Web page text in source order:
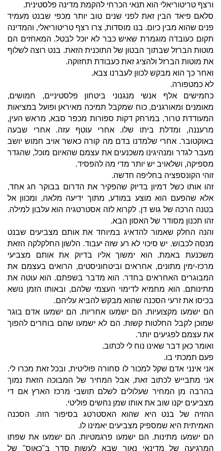
ורצף טריטוריאלי הוא תנאי הכרחי להקמת מדינה פלסטינית.
סלאם פיאד הבין זאת לפני שנים טוב יותר מכפי שבנט מעמיד
פנים שהוא מבין כיום. בנו מוסדות, צרו רצף טריטוריאלי, והמדינה
תקום כעובדה מוגמרת שאיש כבר לא יוכל לבטל. המאחזים הם
מוטות הברזל שבתוך הבטון של התוכנית הזאת. בנט רוצה לשלוף
את מוטות הברזל ולהציג זאת כעבודת תחזוקה.
ואחר כך הוא מבקש לכוון לעברנו צבא.
לא כמטפורה.
כחמישים אלף אנשי מנגנוני ביטחון פלסטיניים, חמושים,
מאומנים ומאורגנים, כוח שמקבל תמיכה מאיראן ופועל במציאות
המעודדת טרור, במרחק דקות ספורות מכפר סבא, מראש העין,
מרעננה, ומדלת ביתו שלו. אחרי עוטף עזה. אחרי שבעה
באוקטובר. אחרי שלמדנו בדם מה קורה כאשר אויב חמוש יושב
מעבר לגדר ומנהיגינו משכנעים את עצמם שהאיום מוכל, שהגדר
מספיקה, ושלאויב יש יותר מדי מה להפסיד.
זוהי הקונספציה בחליפה חדשה.
זהו אותו כשל דמיון בדיוק שהפקיר את הדרום בבוקר חג אחד,
אלא שהפעם הוא מוצע במודע, מתוך ידיעה מלאה, ומכוון אל
בטנה הרכה של גוש דן. לקרוא לזה אסטרטגיה הוא עלבון למילה.
זהו תכנון מסודר של האסון הבא.
והנה החלק שאמור להדאיג במיוחד את אותם מצביעים שבנט
מנסה לכבוש. יש סיכוי לא רע שזה יעבוד. הלשון החלקלקה הזאת
משכנעת באמת. הוא ימשוך אליו בדיוק את אותם מצביעי
מרכז-ימין מתונים, אחראים וביטחוניסטים, הרואים בעצמם את
המבוגרים האחראים בחדר. הוא מדבר בשפתם. הוא עוטה את
מתינותם. הוא מחמיא לדימוי העצמי שלהם, ובאותו הזמן נושא
בכיסו את זרעי הסכנה שהוא מבקש להביא עליהם.
הם ישמעו מקצועיות. הם ישמעו אחריות. הם ישמעו אדם בוגר
שמוכן לקבל החלטות קשות. הם לא ישמעו שהם בוחרים להפוך
את עצמם לפגיעים יותר.
ואומר כאן דבר שאינו נוח לי לכתוב.
פעם תמכתי בו.
אני אינני אדם שקל למכור לו סחורה פוליטית, ובכל זאת מכרו לי.
אני מתבייש לכתוב זאת, אבל המחיר של המבוכה הזאת נמוך
בהרבה מן המחיר שעלולים לשלם תושבי מרכז הארץ אם די
מצביעים יקנו שוב את אותו שמן נחשים פוליטי.
ההזיה של בנט היא שהוא האסטרטג בסיפור הזה. הסכנה
האמיתית היא שמספיק מצביעים יאמינו לו.
הם ישמעו מתינות. הם ישמעו פרגמטיות. הם ישמעו את שפתו
המרגיעה של מדינאי נאור שבא לעשות סדר ב"כאוס" של